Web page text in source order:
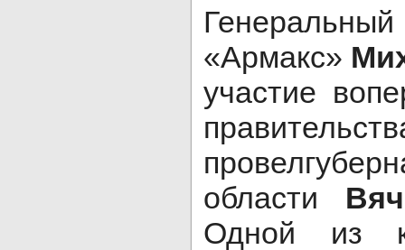
«Армакс»
участие
области
Одной из